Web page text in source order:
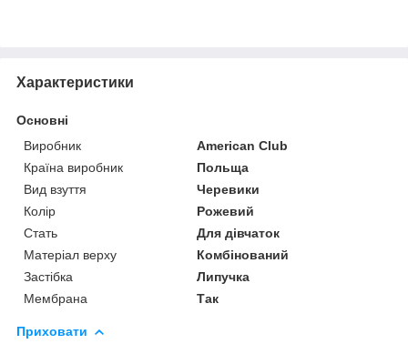
Характеристики
Основні
Виробник
American Club
Країна виробник
Польща
Вид взуття
Черевики
Колір
Рожевий
Стать
Для дівчаток
Матеріал верху
Комбінований
Застібка
Липучка
Мембрана
Так
Приховати